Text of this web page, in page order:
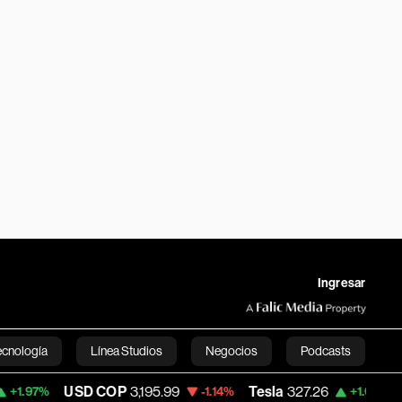
Ingresar
Línea Studios Negocios Podcasts
English
USD COP 3,195.99 -1.14% Tesla 327.26 +1.61% Space X